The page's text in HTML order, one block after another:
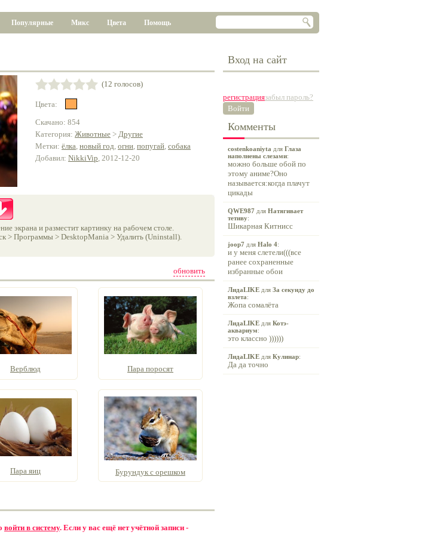
Популярные Микс Цвета Помощь
(12 голосов)
Цвета:
Скачано: 854
Категория: Животные > Другие
Метки: ёлка, новый год, огни, попугай, собака
Добавил: NikkiVip, 2012-12-20
экрана и разместит картинку на рабочем столе.
> Программы > DesktopMania > Удалить (Uninstall).
обновить
Верблюд Пара поросят
Пара яиц Бурундук с орешком
войти в систему. Если у вас ещё нет учётной записи -
Вход на сайт
регистрациязабыл пароль?
Войти
Комменты
costenkoaniyta для Глаза
наполнены слезами:
можно больше обой по
этому аниме?Оно
называется:когда плачут
цикады
QWE987 для Натягивает
тетиву:
Шикарная Китнисс
joop7 для Halo 4:
и у меня слетели(((все
ранее сохраненные
избранные обои
ЛидаLIKE для За секунду до
взлета:
Жопа сомалёта
ЛидаLIKE для Котэ-
аквариум:
это классно ))))))
ЛидаLIKE для Кулинар:
Да да точно